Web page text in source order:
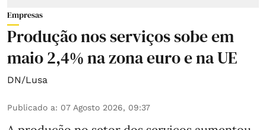
Empresas
Produção nos serviços sobe em
maio 2,4% na zona euro e na UE
DN/Lusa
Publicado a: 07 Agosto 2026, 09:37